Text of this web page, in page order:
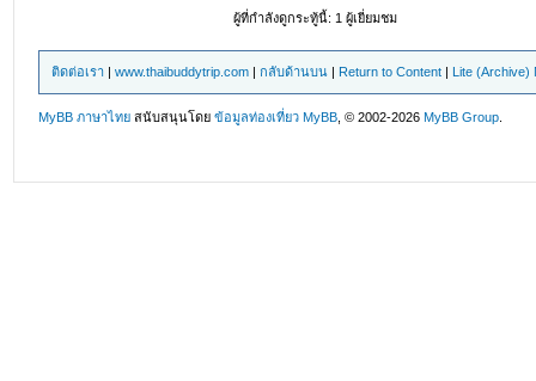
ผู้ที่กำลังดูกระทู้นี้: 1 ผู้เยี่ยมชม
ติดต่อเรา |www.thaibuddytrip.com |กลับด้านบน | Return to Content | Lite (Archive)
MyBB ภาษาไทย สนับสนุนโดยข้อมูลท่องเที่ยว MyBB , © 2002-2026MyBB Group